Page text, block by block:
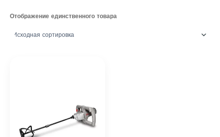
Отображение единственного товара